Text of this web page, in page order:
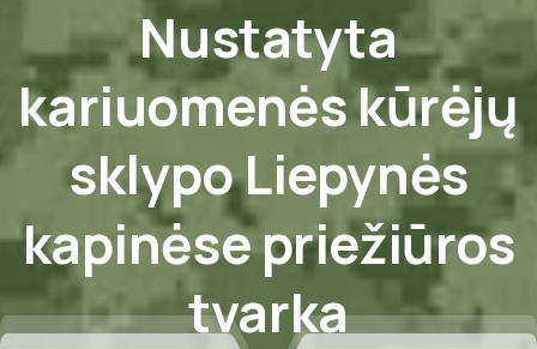
Nustatyta
kariuomenėskūrėjų
sklypoLiepynės
kapinėsepriežiūros
tvarka